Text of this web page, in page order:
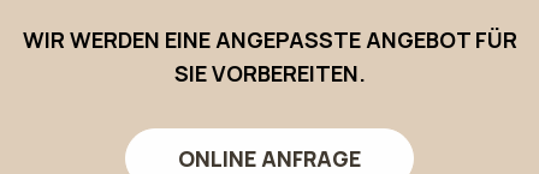
WIR WERDEN EINE ANGEPASSTE ANGEBOT FÜR
SIE VORBEREITEN.
ONLINE ANFRAGE